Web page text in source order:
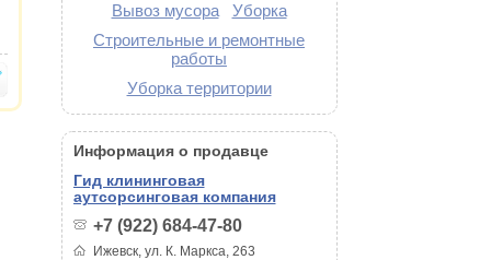
Вывоз мусора
Уборка
Строительные и ремонтные
работы
Уборка территории
Информация о продавце
Гид клининговая
аутсорсинговая компания
+7 (922) 684-47-80
Ижевск, ул. К. Маркса, 263